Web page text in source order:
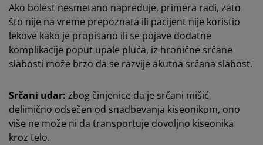
Ako bolest nesmetano napreduje, primera radi, zato
što nije na vreme prepoznata ili pacijent nije koristio
lekove kako je propisano ili se pojave dodatne
komplikacije poput upale pluća, iz hronične srčane
slabosti može brzo da se razvije akutna srčana slabost.
Srčani udar: zbog činjenice da je srčani mišić
delimično odsečen od snadbevanja kiseonikom, ono
više ne može ni da transportuje dovoljno kiseonika
kroz telo.